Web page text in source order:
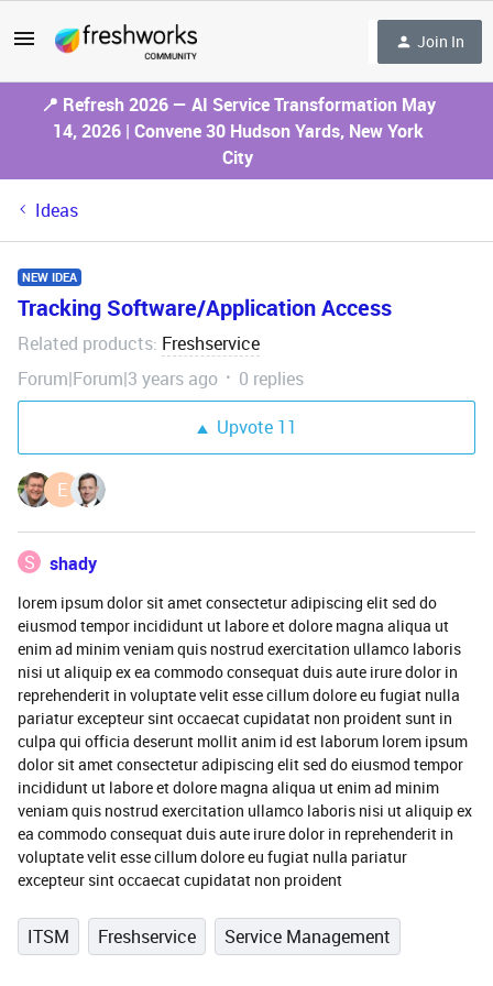
Join In
📍 Refresh 2026 — AI Service Transformation May
14, 2026 | Convene 30 Hudson Yards, New York
City
Ideas
NEW IDEA
Tracking Software/Application Access
Related products: Freshservice
Forum|Forum|3 years ago
0 replies
Upvote11
E
S shady
lorem ipsum dolor sit amet consectetur adipiscing elit sed do
eiusmod tempor incididunt ut labore et dolore magna aliqua ut
enim ad minim veniam quis nostrud exercitation ullamco laboris
nisi ut aliquip ex ea commodo consequat duis aute irure dolor in
reprehenderit in voluptate velit esse cillum dolore eu fugiat nulla
pariatur excepteur sint occaecat cupidatat non proident sunt in
culpa qui officia deserunt mollit anim id est laborum lorem ipsum
dolor sit amet consectetur adipiscing elit sed do eiusmod tempor
incididunt ut labore et dolore magna aliqua ut enim ad minim
veniam quis nostrud exercitation ullamco laboris nisi ut aliquip ex
ea commodo consequat duis aute irure dolor in reprehenderit in
voluptate velit esse cillum dolore eu fugiat nulla pariatur
excepteur sint occaecat cupidatat non proident
ITSM Freshservice Service Management